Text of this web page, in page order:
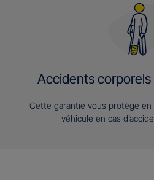
Accidents
Cette garantie vous protège
véhicule en cas